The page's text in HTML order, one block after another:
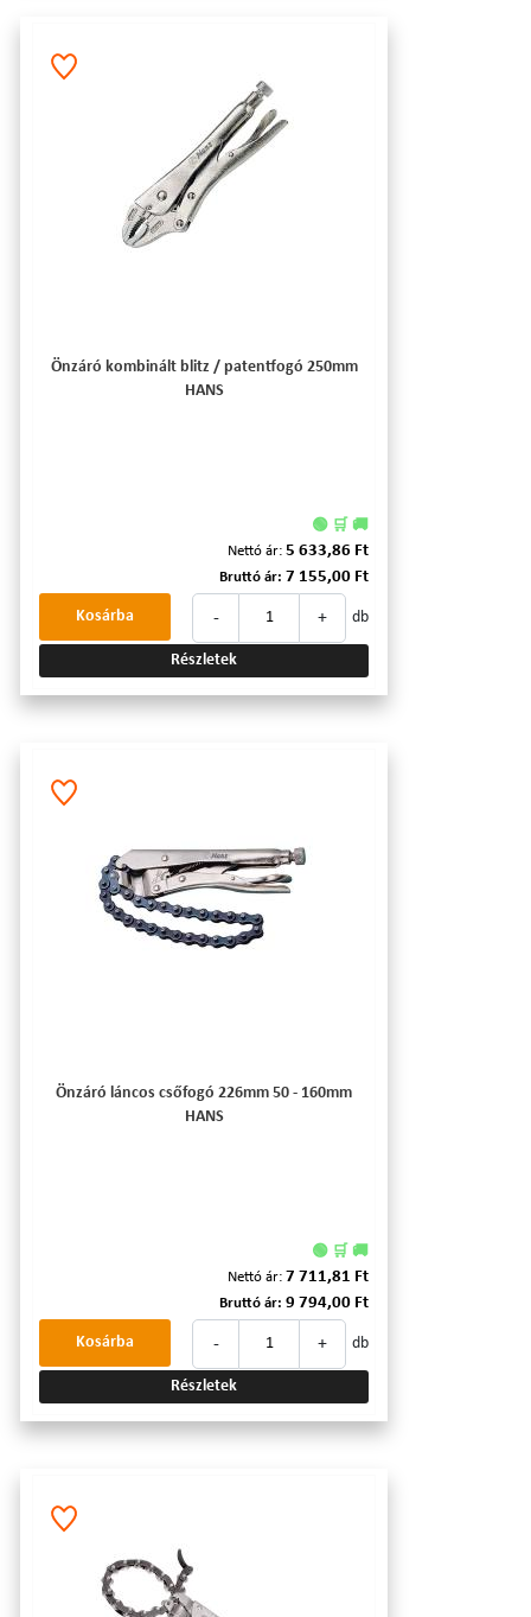
Önzáró kombinált blitz / patentfogó 250mm
HANS
🟢 🛒 🚚
Nettó ár: 5 633,86 Ft
Bruttó ár: 7 155,00 Ft
- + db
Kosárba
Részletek
Önzáró láncos csőfogó 226mm 50 - 160mm
HANS
🟢 🛒 🚚
Nettó ár: 7 711,81 Ft
Bruttó ár: 9 794,00 Ft
- + db
Kosárba
Részletek